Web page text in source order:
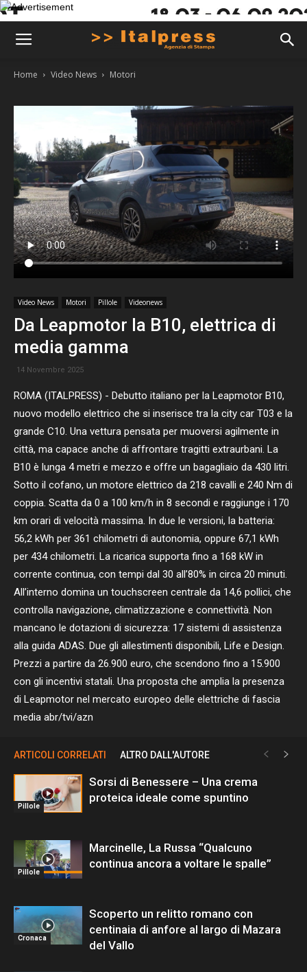
Home Video News Motori
Video News Motori Pillole Videonews
Da Leapmotor la B10, elettrica di
media gamma
14 Novembre 2025
ROMA (ITALPRESS) - Debutto italiano per la Leapmotor B10,
nuovo modello elettrico che si inserisce tra la city car T03 e la
grande C10. Una vettura pensata per muoversi agilmente in
città, ma capace anche di affrontare tragitti extraurbani. La
B10 è lunga 4 metri e mezzo e offre un bagagliaio da 430 litri.
Sotto il cofano, un motore elettrico da 218 cavalli e 240 Nm di
coppia. Scatta da 0 a 100 km/h in 8 secondi e raggiunge i 170
km orari di velocità massima. In due le versioni, la batteria:
56,2 kWh per 361 chilometri di autonomia, oppure 67,1 kWh
per 434 chilometri. La ricarica supporta fino a 168 kW in
corrente continua, con tempi dal 30 all’80% in circa 20 minuti.
All’interno domina un touchscreen centrale da 14,6 pollici, che
controlla navigazione, climatizzazione e connettività. Non
mancano le dotazioni di sicurezza: 17 sistemi di assistenza
alla guida ADAS. Due gli allestimenti disponibili, Life e Design.
Prezzi a partire da 26.900 euro, che scendono fino a 15.900
con gli incentivi statali. Una proposta che amplia la presenza
di Leapmotor nel mercato europeo delle elettriche di fascia
media abr/tvi/azn
ARTICOLI CORRELATI ALTRO DALL'AUTORE
Pillole
Sorsi di Benessere – Una crema
proteica ideale come spuntino
Pillole
Marcinelle, La Russa “Qualcuno
continua ancora a voltare le spalle”
Cronaca
Scoperto un relitto romano con
centinaia di anfore al largo di Mazara
del Vallo